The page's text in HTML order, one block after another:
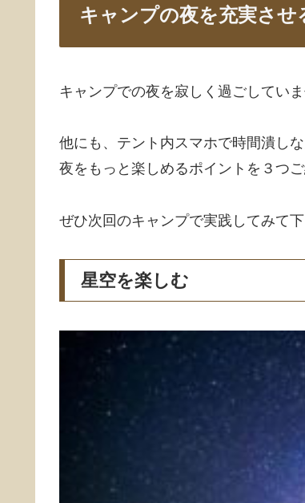
キャンプの夜を充実させ
キャンプでの夜を寂しく過ごしていま
他にも、テント内スマホで時間潰し
夜をもっと楽しめるポイントを３つご
ぜひ次回のキャンプで実践してみて下
星空を楽しむ